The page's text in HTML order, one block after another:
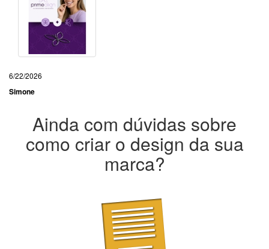
6/22/2026
Simone
Ainda com dúvidas sobre
como criar o design da sua
marca?